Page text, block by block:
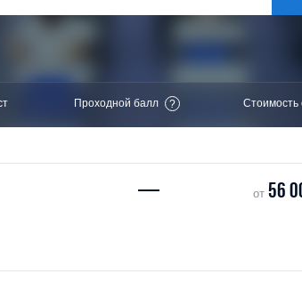
Проходной балл ? Стоимость
— от 56